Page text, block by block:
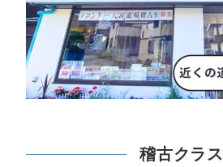
稽古クラス